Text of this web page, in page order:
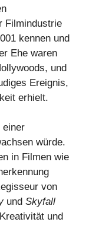
Filmindustrie
kennen und
Ehe waren
und
Ereignis,
erhielt.
einer
würde.
in Filmen wie
von
und Skyfall
und